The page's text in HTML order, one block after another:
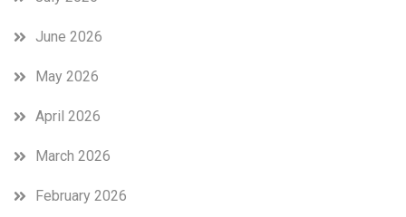
June 2026
May 2026
April 2026
March 2026
February 2026